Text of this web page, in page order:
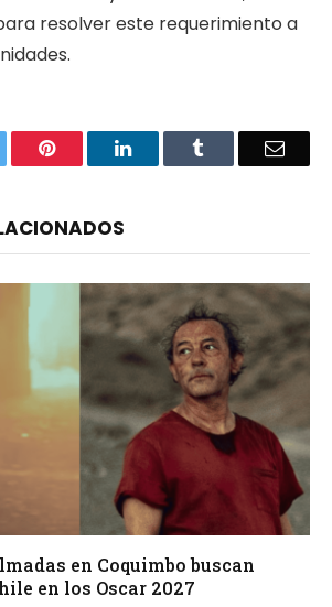
resolver este requerimiento a
Pinterest LinkedIn Email
en Coquimbo buscan
en los Oscar 2027